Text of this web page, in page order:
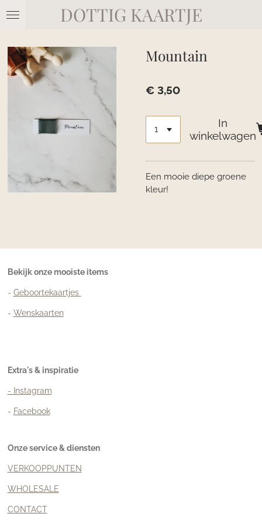
Ga
de
hoofdinhoud
DOTTIG KAARTJE
Mountain
€ 3,50
In
winkelwagen
Een mooie diepe groene
kleur!
Bekijk onze mooiste items
- Geboortekaartjes
- Wenskaarten
Extra's & inspiratie
- Instagram
- Facebook
Onze service & diensten
VERKOOPPUNTEN
WHOLESALE
CONTACT